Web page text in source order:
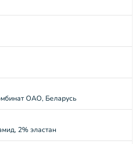
ОАО, Беларусь
2% эластан